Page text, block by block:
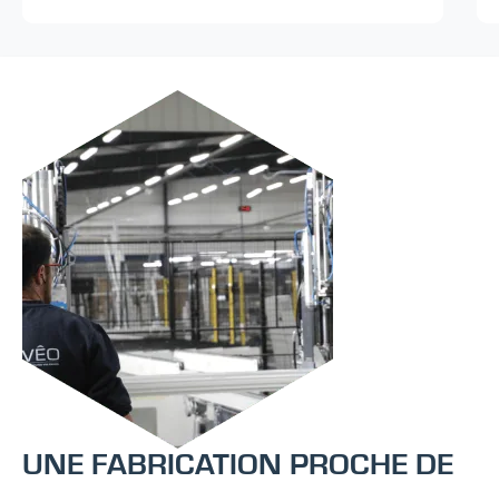
UNE FABRICATION PROCHE DE